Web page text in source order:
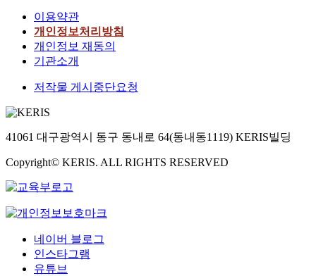
이용약관
개인정보처리방침
개인정보 재동의
기관소개
저작물 게시중단요청
41061 대구광역시 동구 동내로 64(동내동1119) KERIS빌딩
Copyright© KERIS. ALL RIGHTS RESERVED
네이버 블로그
인스타그램
유튜브